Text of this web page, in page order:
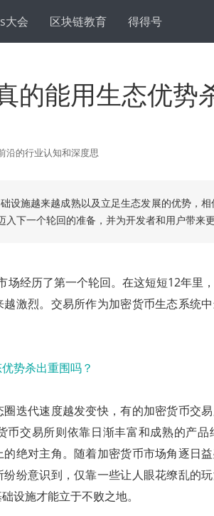
大会 区块链教育 得得号
的能用生态优势
沿的行业认知和深度思
设施越来越成熟以及立足生态发展的优势，
下一个轮回的准备，并为开发者和用户带来
场经历了第一个轮回。在这短短12年里
激烈。交易所作为加密货币生态系统
迭代速度越发变快，有的加密货币交
币交易所则依靠日渐丰富和成熟的产
绝对主角。随着加密货币市场角逐日
纷意识到，仅靠一些让人眼花缭乱的
设施才能立于不败之地。